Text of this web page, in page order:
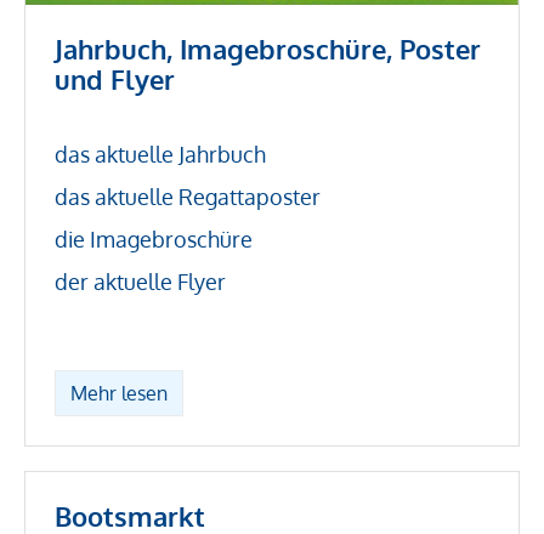
Jahrbuch, Imagebroschüre, Poster
und Flyer
das aktuelle Jahrbuch
das aktuelle Regattaposter
die Imagebroschüre
der aktuelle Flyer
Mehr lesen
Bootsmarkt